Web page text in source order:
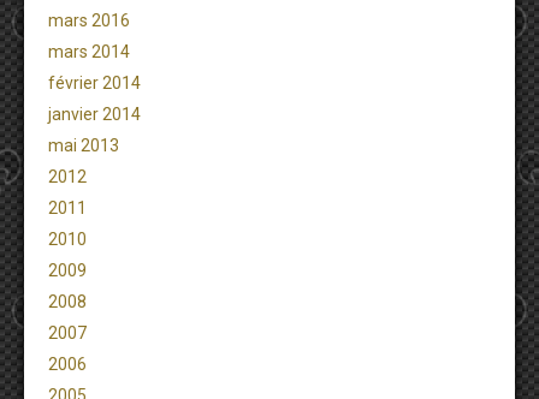
mars 2016
mars 2014
février 2014
janvier 2014
mai 2013
2012
2011
2010
2009
2008
2007
2006
2005